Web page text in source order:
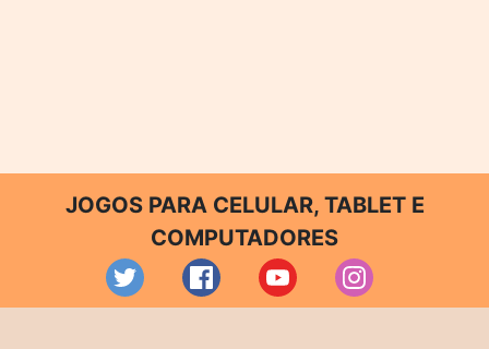
JOGOS PARA CELULAR, TABLET E
COMPUTADORES